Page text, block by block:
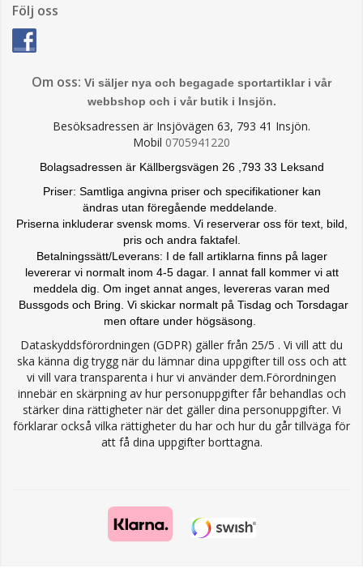
Följ oss
Om oss: Vi säljer nya och begagade sportartiklar i vår
webbshop och i vår butik i Insjön.
Besöksadressen är Insjövägen 63, 793 41 Insjön.
Mobil 0705941220
Bolagsadressen är Källbergsvägen 26 ,793 33 Leksand
Priser: Samtliga angivna priser och specifikationer kan
ändras utan föregående meddelande.
Priserna inkluderar svensk moms. Vi reserverar oss för text, bild,
pris och andra faktafel.
Betalningssätt/Leverans: I de fall artiklarna finns på lager
levererar vi normalt inom 4-5 dagar. I annat fall kommer vi att
meddela dig. Om inget annat anges, levereras varan med
Bussgods och Bring. Vi skickar normalt på Tisdag och Torsdagar
men oftare under högsäsong.
Dataskyddsförordningen (GDPR) gäller från 25/5 . Vi vill att du
ska känna dig trygg när du lämnar dina uppgifter till oss och att
vi vill vara transparenta i hur vi använder dem.Förordningen
innebär en skärpning av hur personuppgifter får behandlas och
stärker dina rättigheter när det gäller dina personuppgifter. Vi
förklarar också vilka rättigheter du har och hur du går tillväga för
att få dina uppgifter borttagna.